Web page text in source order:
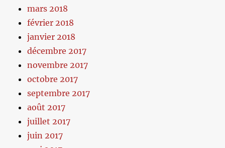
mars 2018
février 2018
janvier 2018
décembre 2017
novembre 2017
octobre 2017
septembre 2017
août 2017
juillet 2017
juin 2017